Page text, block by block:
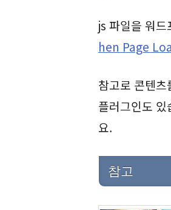
js 파일을 워
hen Page
참고로 콘텐
플러그인도
요.
참고